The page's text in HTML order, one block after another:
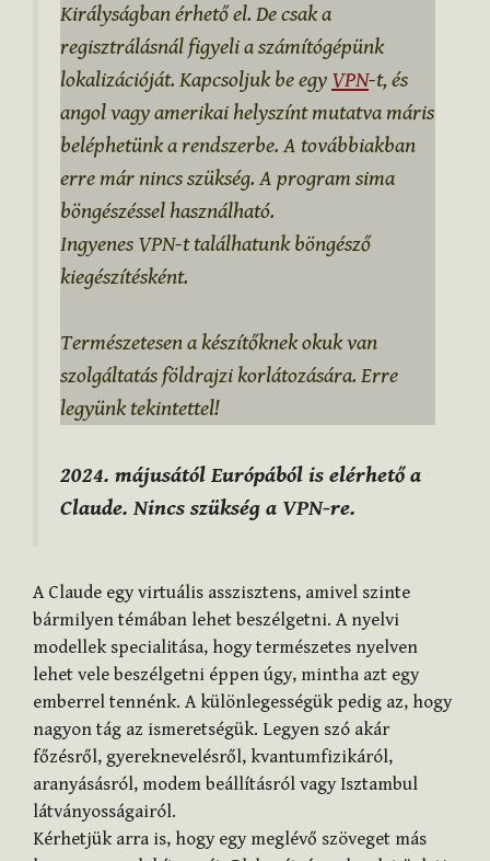
Királyságban érhető el. De csak a
regisztrálásnál figyeli a számítógépünk
lokalizációját. Kapcsoljuk be egy VPN-t, és
angol vagy amerikai helyszínt mutatva máris
beléphetünk a rendszerbe. A továbbiakban
erre már nincs szükség. A program sima
böngészéssel használható.
Ingyenes VPN-t találhatunk böngésző
kiegészítésként.
Természetesen a készítőknek okuk van
szolgáltatás földrajzi korlátozására. Erre
legyünk tekintettel!
2024. májusától Európából is elérhető a
Claude. Nincs szükség a VPN-re.
A Claude egy virtuális asszisztens, amivel szinte
bármilyen témában lehet beszélgetni. A nyelvi
modellek specialitása, hogy természetes nyelven
lehet vele beszélgetni éppen úgy, mintha azt egy
emberrel tennénk. A különlegességük pedig az, hogy
nagyon tág az ismeretségük. Legyen szó akár
főzésről, gyereknevelésről, kvantumfizikáról,
aranyásásról, modem beállításról vagy Isztambul
látványosságairól.
Kérhetjük arra is, hogy egy meglévő szöveget más